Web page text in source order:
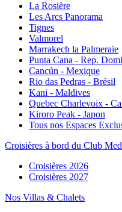
La Rosière
Les Arcs Panorama
Tignes
Valmorel
Marrakech la Palmeraie
Punta Cana - Rep.
Cancún - Mexique
Rio das Pedras - Brésil
Kani - Maldives
Quebec Charlevoix -
Kiroro Peak - Japon
Tous nos Espaces
Croisières à bord du Club
Croisières 2026
Croisières 2027
Nos Villas & Chalets